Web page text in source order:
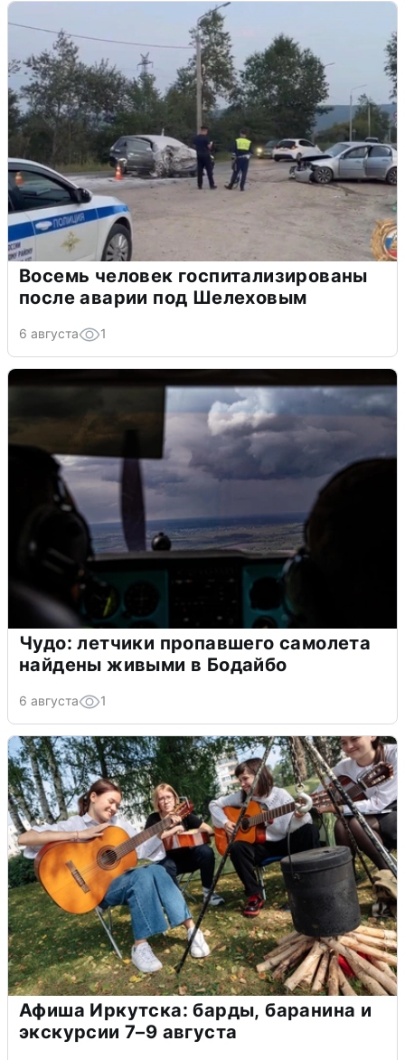
Восемь человек госпитализированы
после аварии под Шелеховым
6 августа 1
Чудо: летчики пропавшего самолета
найдены живыми в Бодайбо
6 августа 1
Афиша Иркутска: барды, баранина и
экскурсии 7–9 августа